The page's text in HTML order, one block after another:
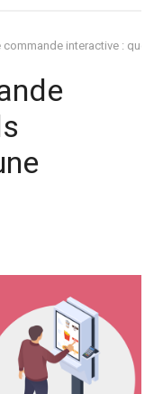
commande interactive :